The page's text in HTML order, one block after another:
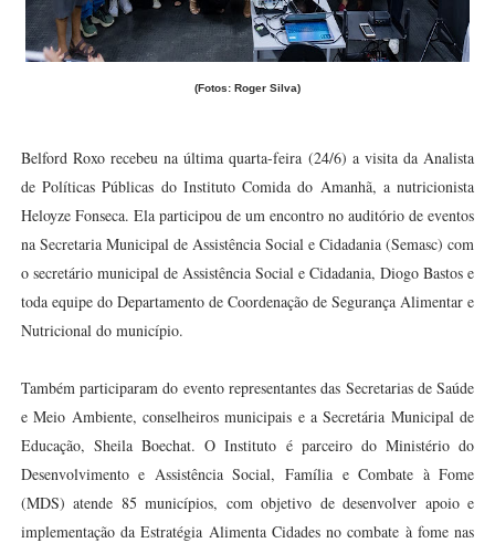
(Fotos: Roger Silva)
Belford Roxo recebeu na última quarta-feira (24/6) a visita da Analista
de Políticas Públicas do Instituto Comida do Amanhã, a nutricionista
Heloyze Fonseca. Ela participou de um encontro no auditório de eventos
na Secretaria Municipal de Assistência Social e Cidadania (Semasc) com
o secretário municipal de Assistência Social e Cidadania, Diogo Bastos e
toda equipe do Departamento de Coordenação de Segurança Alimentar e
Nutricional do município.
Também participaram do evento representantes das Secretarias de Saúde
e Meio Ambiente, conselheiros municipais e a Secretária Municipal de
Educação, Sheila Boechat. O Instituto é parceiro do Ministério do
Desenvolvimento e Assistência Social, Família e Combate à Fome
(MDS) atende 85 municípios, com objetivo de desenvolver apoio e
implementação da Estratégia Alimenta Cidades no combate à fome nas